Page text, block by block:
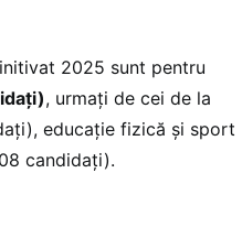
2025 sunt pentru
, urmați de cei de la
educaţie fizică şi sport
candidați).